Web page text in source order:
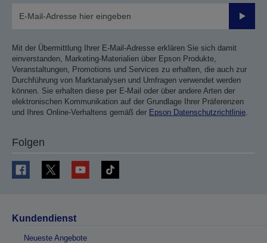
Mit der Übermittlung Ihrer E-Mail-Adresse erklären Sie sich damit
einverstanden, Marketing-Materialien über Epson Produkte,
Veranstaltungen, Promotions und Services zu erhalten, die auch zur
Durchführung von Marktanalysen und Umfragen verwendet werden
können. Sie erhalten diese per E-Mail oder über andere Arten der
elektronischen Kommunikation auf der Grundlage Ihrer Präferenzen
und Ihres Online-Verhaltens gemäß der Epson Datenschutzrichtlinie
Folgen
Kundendienst
Neueste Angebote